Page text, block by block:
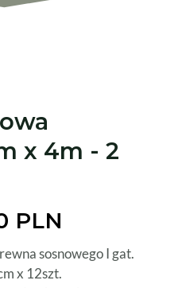
x 4m - 2
PLN
sosnowego I gat.
x 12szt.